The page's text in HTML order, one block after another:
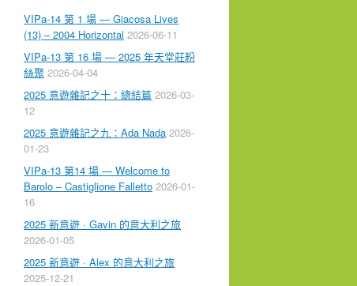
VIPa-14 第 1 場 — Giacosa Lives
(13) – 2004 Horizontal 2026-06-11
VIPa-13 第 16 場 — 2025 年天堂莊粉
絲聚 2026-04-04
2025 意遊雜記之十：總結篇 2026-03-
12
2025 意遊雜記之九：Ada Nada 2026-
01-23
VIPa-13 第14 場 — Welcome to
Barolo – Castiglione Falletto 2026-01-
16
2025 新意遊 · Gavin 的意大利之旅
2026-01-05
2025 新意遊 · Alex 的意大利之旅
2025-12-21